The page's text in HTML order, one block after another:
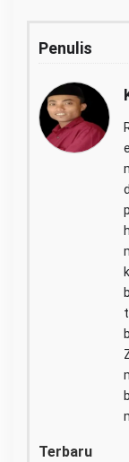
Penulis
Terbaru